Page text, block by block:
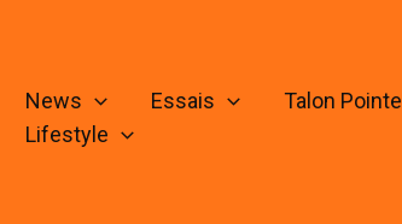
News Essais Talon Pointe
Lifestyle